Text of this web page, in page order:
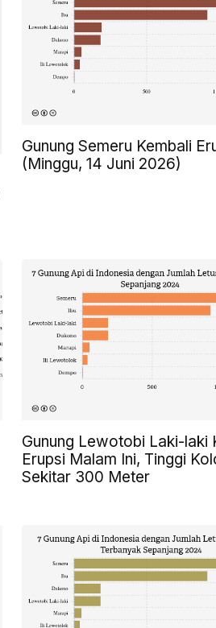
Gunung Semeru Kembali
(Minggu, 14 Juni 2026)
Gunung Lewotobi Laki-laki
Erupsi Malam Ini, Tinggi
Sekitar 300 Meter